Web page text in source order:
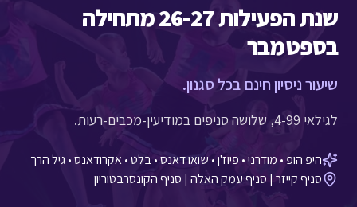
שנת הפעילות 26-27 מתחילה
בספטמבר
שיעור ניסיון חינם בכל סגנון.
לגילאי 4-99, שלושה סניפים במודיעין-מכבים-רעות.
היפ הופ • מודרני • פיוז'ן • שואו דאנס • בלט • אקרודאנס • גיל הרך
סניף קייזר | סניף עמק האלה | סניף הקונסרבטוריון